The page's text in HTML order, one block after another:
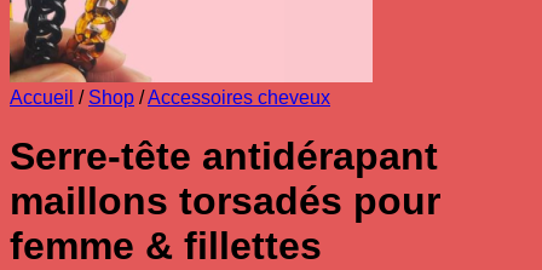
Accueil / Shop /Accessoires cheveux
Serre-tête antidérapant
maillons torsadés pour
femme & fillettes